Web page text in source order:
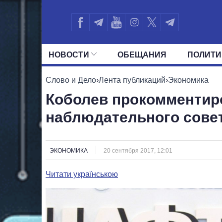
НОВОСТИ ОБЕЩАНИЯ
ВСЕ ПОЛИТИКИ ПРЕЗИДЕНТ И
Слово и Дело›Лента публикаций›Экономика
Коболев
наблюдательного
ЭКОНОМИКА 20 сентября 2017, 12:01
Читати українською